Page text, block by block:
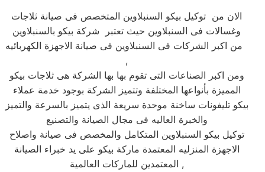
الان من توكيل بيكو السنبلاوين المتخصص فى صيانة ثلاجات
وغسالات فى السنبلاوين حيث تعتبر شركة بيكو بالسنبلاوين
من اكبر الشركات فى السنبلاوين فى صيانة الاجهزة الكهربائيه
,
ومن اكبر الصناعات التى تقوم بها بها الشركة هى ثلاجات بيكو
المميزة بأنواعها المختلفة وتتميز الشركة بوجود خدمة عملاء
بيكو تليفونات ساخنة موحدة سريعة الذى يتميز بالسرعة والتميز
والخبرة العاليه فى مجال الصيانة والتصنيع
توكيل بيكو السنبلاوين المتكامل والمخصص فى صيانة واصلاح
الاجهزة المنزليه المعتمدة ماركة بيكو على يد خبراء الصيانة
المعتمدين للماركات العالمية ,